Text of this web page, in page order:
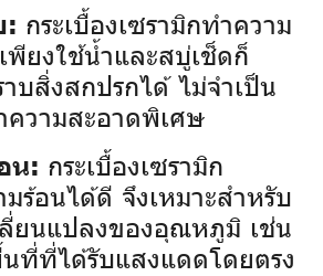
: กระเบื้องเซรามิกทำความ
พียงใช้น้ำและสบู่เช็ดก็
บสิ่งสกปรกได้ ไม่จำเป็น
วามสะอาดพิเศษ
น: กระเบื้องเซรามิก
ร้อนได้ดี จึงเหมาะสำหรับ
ยนแปลงของอุณหภูมิ เช่น
ที่ที่ได้รับแสงแดดโดยตรง